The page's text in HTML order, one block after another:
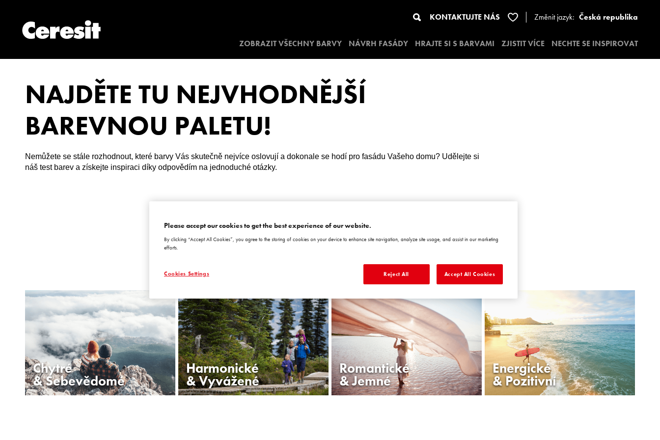
KONTAKTUJTE NÁS Změnit jazyk: Česká republika
ZOBRAZIT VŠECHNY BARVY NÁVRH FASÁDY HRAJTE SI S BARVAMI ZJISTIT VÍCE NECHTE SE INSPIROVAT
NAJDĚTE TU NEJVHODNĚJŠÍ
BAREVNOU PALETU!
Nemůžete se stále rozhodnout, které barvy Vás skutečně nejvíce oslovují a dokonale se hodí pro fasádu Vašeho domu? Udělejte si
náš test barev a získejte inspiraci díky odpovědím na jednoduché otázky.
ZAČÍT!
Chytré
& Sebevědomé
Harmonické
& Vyvážené
Romantické
& Jemné
Energické
& Pozitivní
Please accept our cookies to get the best experience of our website.
By clicking “Accept All Cookies”, you agree to the storing of cookies on your device to enhance site navigation, analyze site usage, and assist in our marketing
efforts.
Cookies Settings Reject All Accept All Cookies